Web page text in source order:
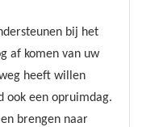
bij het
af komen van uw
heeft willen
ook een opruimdag.
brengen naar